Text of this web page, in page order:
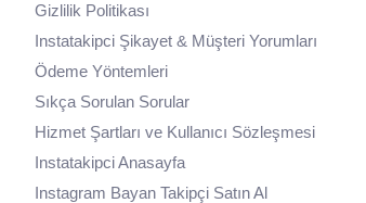
Gizlilik Politikası
Instatakipci Şikayet & Müşteri Yorumları
Ödeme Yöntemleri
Sıkça Sorulan Sorular
Hizmet Şartları ve Kullanıcı Sözleşmesi
Instatakipci Anasayfa
Instagram Bayan Takipçi Satın Al